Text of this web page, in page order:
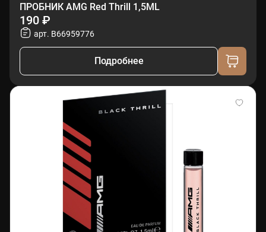
ПРОБНИК AMG Red Thrill 1,5ML
190 ₽
арт. B66959776
Подробнее